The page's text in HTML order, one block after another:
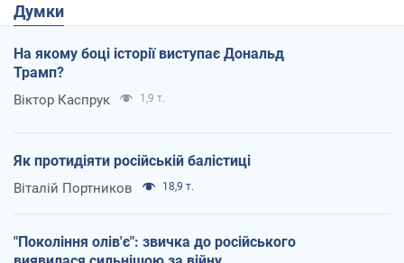
Думки
На якому боці історії виступає Дональд
Трамп?
Віктор Каспрук 1,9 т.
Як протидіяти російській балістиці
Віталій Портников 18,9 т.
"Покоління олів'є": звичка до російського